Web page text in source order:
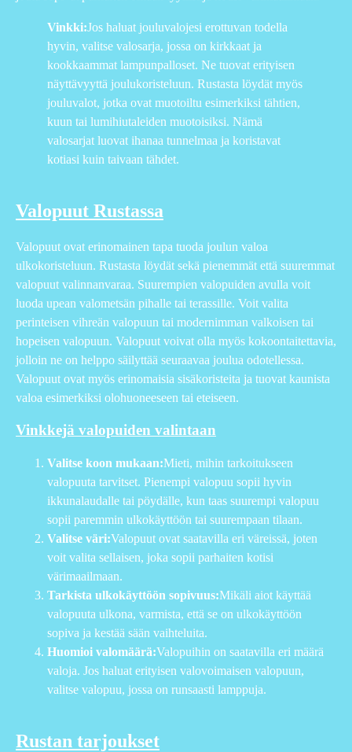
Vinkki:Jos haluat jouluvalojesi erottuvan todella
hyvin, valitse valosarja, jossa on kirkkaat ja
kookkaammat lampunpalloset. Ne tuovat erityisen
näyttävyyttä joulukoristeluun. Rustasta löydät myös
jouluvalot, jotka ovat muotoiltu esimerkiksi tähtien,
kuun tai lumihiutaleiden muotoisiksi. Nämä
valosarjat luovat ihanaa tunnelmaa ja koristavat
kotiasi kuin taivaan tähdet.
Valopuut Rustassa
Valopuut ovat erinomainen tapa tuoda joulun valoa
ulkokoristeluun. Rustasta löydät sekä pienemmät että suuremmat
valopuut valinnanvaraa. Suurempien valopuiden avulla voit
luoda upean valometsän pihalle tai terassille. Voit valita
perinteisen vihreän valopuun tai modernimman valkoisen tai
hopeisen valopuun. Valopuut voivat olla myös kokoontaitettavia,
jolloin ne on helppo säilyttää seuraavaa joulua odotellessa.
Valopuut ovat myös erinomaisia sisäkoristeita ja tuovat kaunista
valoa esimerkiksi olohuoneeseen tai eteiseen.
Vinkkejä valopuiden valintaan
Valitse koon mukaan:Mieti, mihin tarkoitukseen
valopuuta tarvitset. Pienempi valopuu sopii hyvin
ikkunalaudalle tai pöydälle, kun taas suurempi valopuu
sopii paremmin ulkokäyttöön tai suurempaan tilaan.
Valitse väri:Valopuut ovat saatavilla eri väreissä, joten
voit valita sellaisen, joka sopii parhaiten kotisi
värimaailmaan.
Tarkista ulkokäyttöön sopivuus:Mikäli aiot käyttää
valopuuta ulkona, varmista, että se on ulkokäyttöön
sopiva ja kestää sään vaihteluita.
Huomioi valomäärä:Valopuihin on saatavilla eri määrä
valoja. Jos haluat erityisen valovoimaisen valopuun,
valitse valopuu, jossa on runsaasti lamppuja.
Rustan tarjoukset